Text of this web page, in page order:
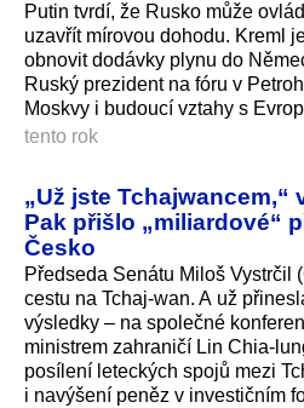
Putin tvrdí, že Rusko může
uzavřít mírovou dohodu. Kreml
obnovit dodávky plynu do
Ruský prezident na fóru v
Moskvy i budoucí vztahy s
tento rok
„Už jste
Pak přišlo „miliardové“
Česko
Předseda Senátu Miloš Vystrčil
cestu na Tchaj-wan. A už
výsledky – na společné
ministrem zahraničí Lin Chia-
posílení leteckých spojů mezi
i navýšení peněz v investičním